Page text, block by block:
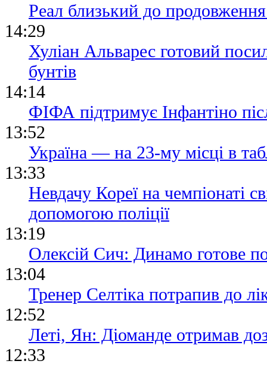
Реал близький до продовження
14:29
Хуліан Альварес готовий
бунтів
14:14
ФІФА підтримує Інфантіно
13:52
Україна — на 23-му місці в
13:33
Невдачу Кореї на чемпіонаті
допомогою поліції
13:19
Олексій Сич: Динамо готове
13:04
Тренер Селтіка потрапив до
12:52
Леті, Ян: Діоманде отримав
12:33